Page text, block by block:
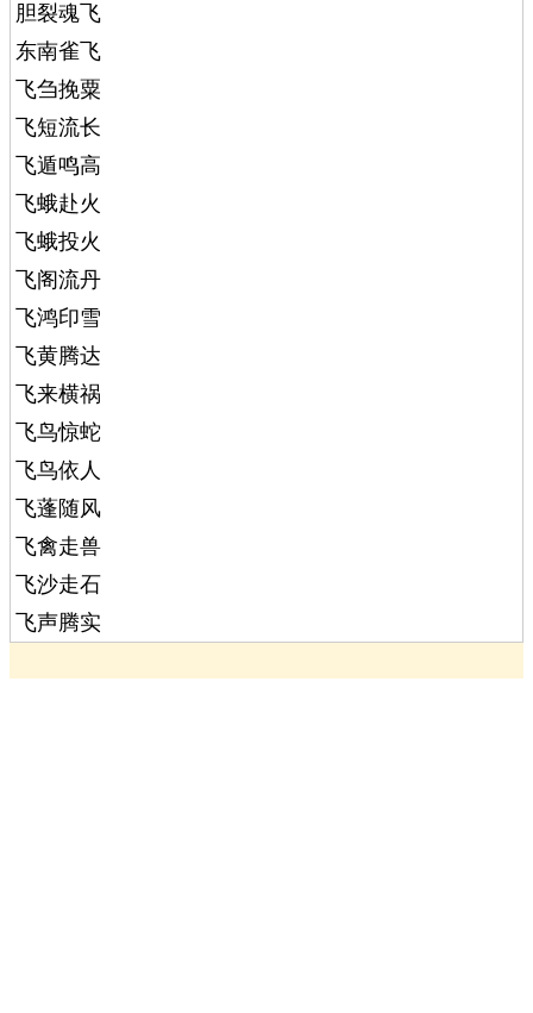
胆裂魂飞
东南雀飞
飞刍挽粟
飞短流长
飞遁鸣高
飞蛾赴火
飞蛾投火
飞阁流丹
飞鸿印雪
飞黄腾达
飞来横祸
飞鸟惊蛇
飞鸟依人
飞蓬随风
飞禽走兽
飞沙走石
飞声腾实